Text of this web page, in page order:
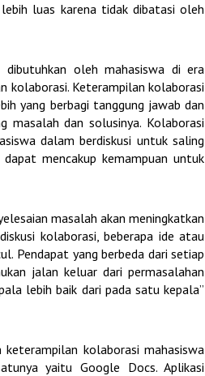
luas karena tidak dibatasi oleh
oleh mahasiswa di era
kolaborasi. Keterampilan kolaborasi
yang berbagi tanggung jawab dan
masalah dan solusinya. Kolaborasi
dalam berdiskusi untuk saling
mencakup kemampuan untuk
masalah akan meningkatkan
kolaborasi, beberapa ide atau
Pendapat yang berbeda dari setiap
jalan keluar dari permasalahan
lebih baik dari pada satu kepala”
kolaborasi mahasiswa
yaitu Google Docs. Aplikasi